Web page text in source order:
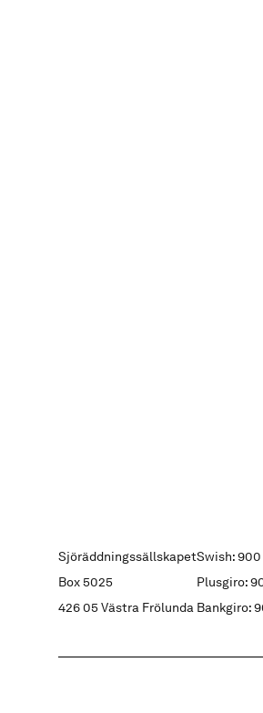
Sjöräddningssällskapet
Box 5025
426 05 Västra Frölunda
Swish:
Plusgiro:
Bankgiro: